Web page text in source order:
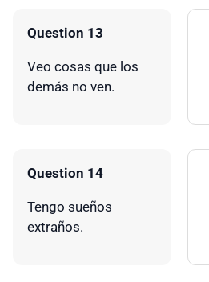
Question 13
Veo cosas que los
demás no ven.
Question 14
Tengo sueños
extraños.